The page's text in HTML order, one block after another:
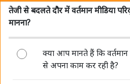
Sun TV Network का बड़ा ऐलान,
डिविडेंड पर बोर्ड की बैठक
तेजी से बदलते दौर में वर्तमान मीडिया
मानना?
क्या आप मानते हैं कि वर्तमान
से अपना काम कर रही है?